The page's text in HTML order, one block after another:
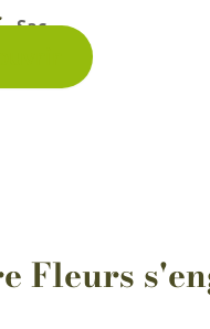
-Sac
Fleurs